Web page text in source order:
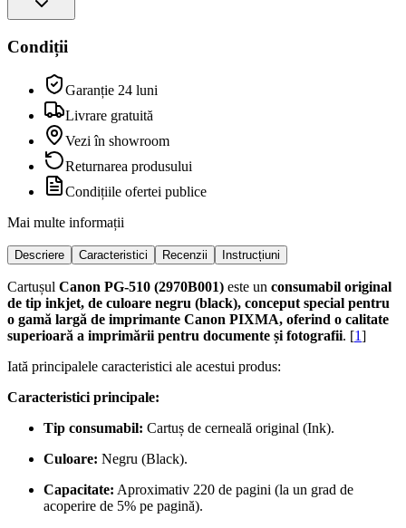
Condiții
Garanție 24 luni
Livrare gratuită
Vezi în showroom
Returnarea produsului
Condițiile ofertei publice
Mai multe informații
Descriere Caracteristici Recenzii Instrucțiuni
Cartușul Canon PG-510 (2970B001) este un consumabil original
de tip inkjet, de culoare negru (black), conceput special pentru
o gamă largă de imprimante Canon PIXMA, oferind o calitate
superioară a imprimării pentru documente și fotografii. [1]
Iată principalele caracteristici ale acestui produs:
Caracteristici principale:
Tip consumabil: Cartuș de cerneală original (Ink).
Culoare: Negru (Black).
Capacitate: Aproximativ 220 de pagini (la un grad de
acoperire de 5% pe pagină).